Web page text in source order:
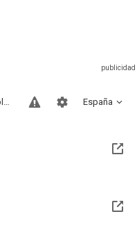
España
Sitios compatibles
2030 (Quedan 3 años)